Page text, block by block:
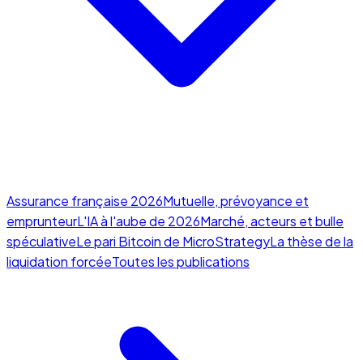
Assurance française 2026Mutuelle, prévoyance et
emprunteurL'IA à l'aube de 2026Marché, acteurs et bulle
spéculativeLe pari Bitcoin de MicroStrategyLa thèse de la
liquidation forcéeToutes les publications